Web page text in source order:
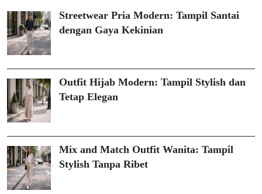
Streetwear Pria Modern: Tampil Santai
dengan Gaya Kekinian
Outfit Hijab Modern: Tampil Stylish dan
Tetap Elegan
Mix and Match Outfit Wanita: Tampil
Stylish Tanpa Ribet